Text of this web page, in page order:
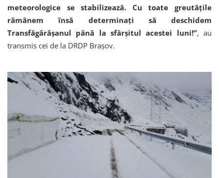
meteorologice se stabilizează. Cu toate greutățile
rămânem însă determinați să deschidem
Transfăgărășanul până la sfârșitul acestei luni!”, au
transmis cei de la DRDP Brașov.